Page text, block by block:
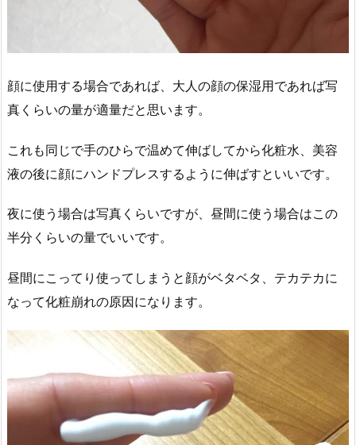
顔に使用する場合であれば、大人の顔の保湿用であれば写
真くらいの量が適量だと思います。
これも同じで手のひらで温めて伸ばしてから化粧水、美容
液の後に顔にハンドプレスするように伸ばすといいです。
夜に使う場合は写真くらいですが、昼間に使う場合はこの
半分くらいの量でいいです。
昼間にこってり使ってしまうと顔がベタベタ、テカテカに
なって化粧崩れの原因になります。